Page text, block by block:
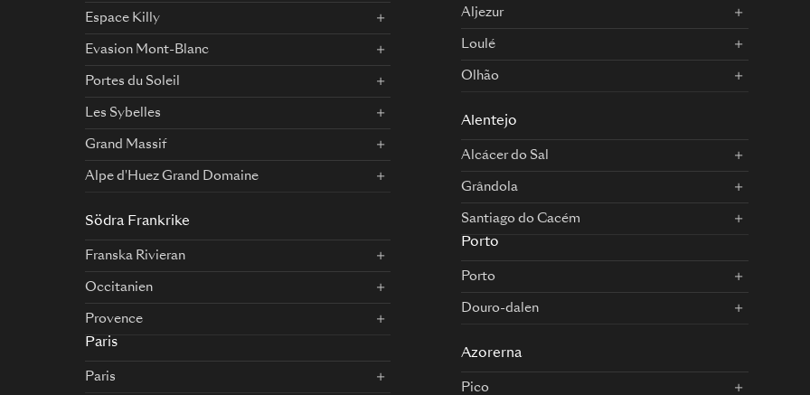
Espace Killy
Evasion Mont-Blanc
Portes du Soleil
Les Sybelles
Grand Massif
Alpe d'Huez Grand Domaine
Södra Frankrike
Franska Rivieran
Occitanien
Provence
Paris
Paris
Aljezur
Loulé
Olhão
Alentejo
Alcácer do Sal
Grândola
Santiago do Cacém
Porto
Porto
Douro-dalen
Azorerna
Pico